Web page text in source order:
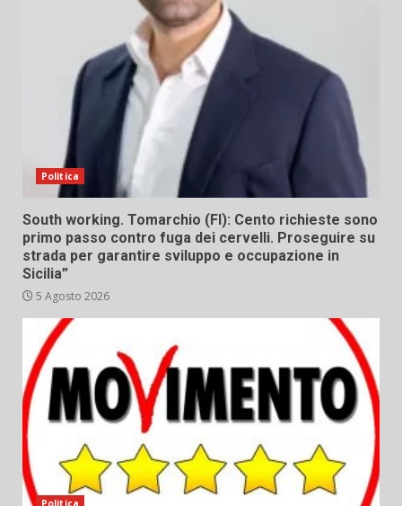
Politica
South working. Tomarchio (FI): Cento richieste sono
primo passo contro fuga dei cervelli. Proseguire su
strada per garantire sviluppo e occupazione in
Sicilia”
5 Agosto 2026